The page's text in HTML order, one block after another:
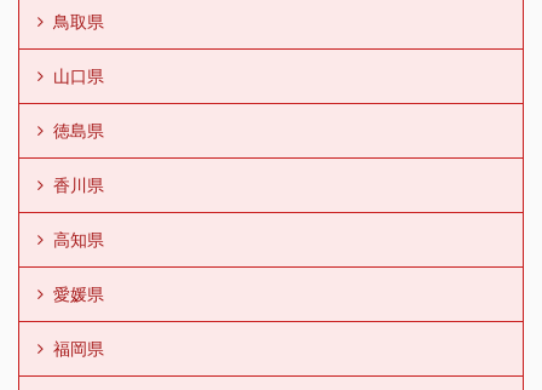
鳥取県
山口県
徳島県
香川県
高知県
愛媛県
福岡県